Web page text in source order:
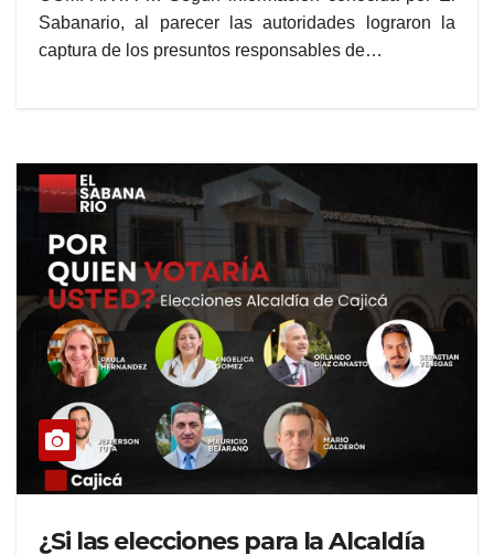
Sabanario, al parecer las autoridades lograron la
captura de los presuntos responsables de…
¿Si las elecciones para la Alcaldía